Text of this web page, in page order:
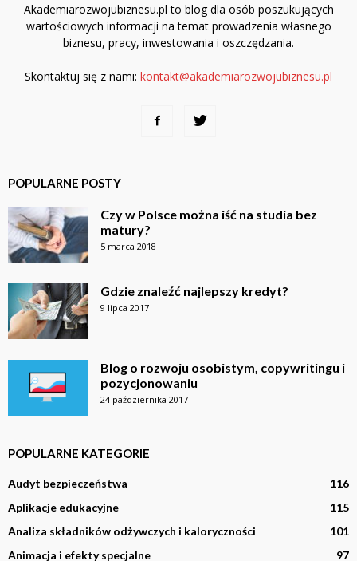
Akademiarozwojubiznesu.pl to blog dla osób poszukujących
wartościowych informacji na temat prowadzenia własnego
biznesu, pracy, inwestowania i oszczędzania.
Skontaktuj się z nami: kontakt@akademiarozwojubiznesu.pl
POPULARNE POSTY
Czy w Polsce można iść na studia bez
matury?
5 marca 2018
Gdzie znaleźć najlepszy kredyt?
9 lipca 2017
Blog o rozwoju osobistym, copywritingu i
pozycjonowaniu
24 października 2017
POPULARNE KATEGORIE
Audyt bezpieczeństwa
116
Aplikacje edukacyjne
115
Analiza składników odżywczych i kaloryczności
101
Animacja i efekty specjalne
97